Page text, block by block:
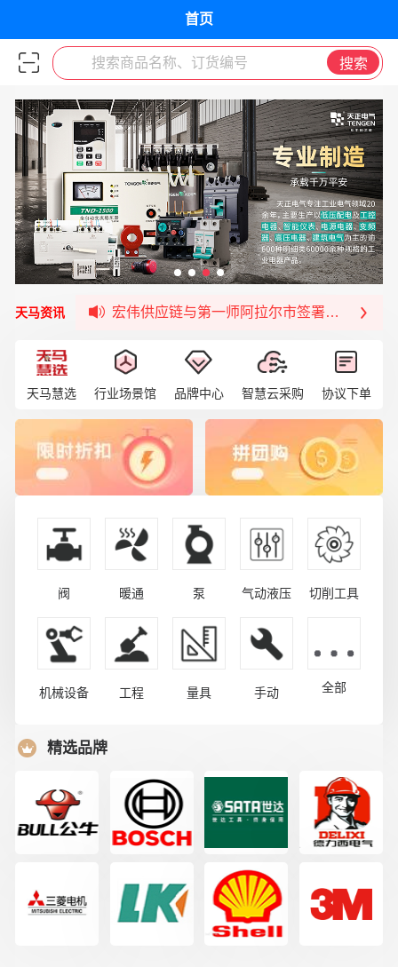
首页
搜索商品名称、订货编号 搜索
天马资讯
签约喜讯 | 宏伟与中铝集团成功签约！
福清核电—WD-40产品交流会圆满结束
宏伟天马与网易严选达成品牌合作
宏伟供应链收到来自法国电力集团感谢信
天马慧选 行业场景馆 品牌中心 智慧云采购 协议下单
阀 暖通 泵 气动液压 切削工具
机械设备 工程 量具 手动 全部
精选品牌